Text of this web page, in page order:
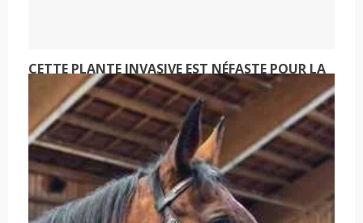
CETTE PLANTE INVASIVE EST NÉFASTE POUR LA
BIODIVERSITÉ ET PEUT DÉCLENCHER DES
MYOPATHIES ATYPIQUES.
Vous connaissiez probablement l'érable sycomore, l'arbre
qui a la réputation de provoquer des myopathies
atypiques....
Read more